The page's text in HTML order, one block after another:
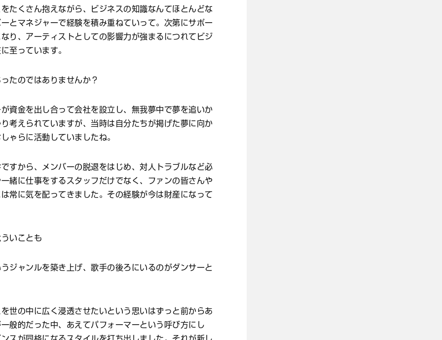
たくさん抱えながら、ビジネスの知識なんてほとんどな
とマネジャーで経験を積み重ねていって。次第にサポー
り、アーティストとしての影響力が強まるにつれてビジ
至っています。
のではありませんか？
資金を出し合って会社を設立し、無我夢中で夢を追いか
考えられていますが、当時は自分たちが掲げた夢に向か
ゃらに活動していましたね。
から、メンバーの脱退をはじめ、対人トラブルなど必
緒に仕事をするスタッフだけでなく、ファンの皆さんや
常に気を配ってきました。その経験が今は財産になって
いことも
ャンルを築き上げ、歌手の後ろにいるのがダンサーと
世の中に広く浸透させたいという思いはずっと前からあ
般的だった中、あえてパフォーマーという呼び方にし